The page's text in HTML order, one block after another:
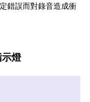
錯誤而對錄音造成衝
燈